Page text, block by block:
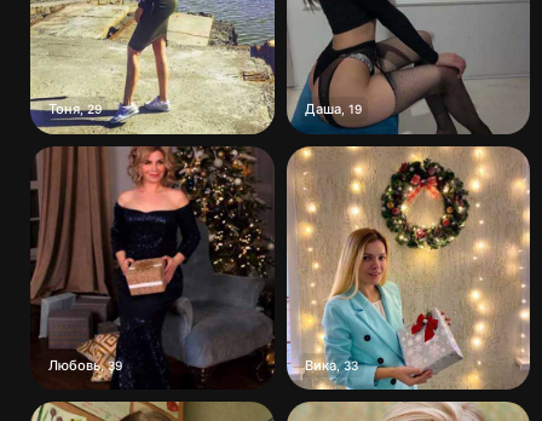
Тоня,29 Даша, 19
Любовь,39 Вика,33